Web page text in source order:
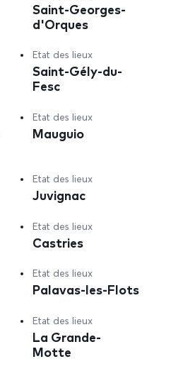
Saint-Georges-
d'Orques
Etat des lieux
Saint-Gély-du-
Fesc
Etat des lieux
Mauguio
Etat des lieux
Juvignac
Etat des lieux
Castries
Etat des lieux
Palavas-les-Flots
Etat des lieux
La Grande-
Motte